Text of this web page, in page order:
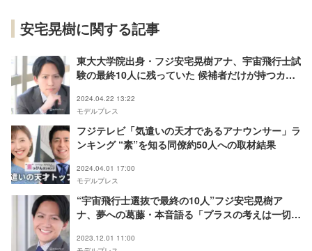
安宅晃樹に関する記事
東大大学院出身・フジ安宅晃樹アナ、宇宙飛行士試
験の最終10人に残っていた 候補者だけが持つカー
2024.04.22 13:22
モデルプレス
フジテレビ「気遣いの天才であるアナウンサー」ラ
ンキング “素”を知る同僚約50人への取材結果
2024.04.01 17:00
モデルプレス
“宇宙飛行士選抜で最終の10人”フジ安宅晃樹ア
ナ、夢への葛藤・本音語る「プラスの考えは一切な
ビュー＞
2023.12.01 11:00